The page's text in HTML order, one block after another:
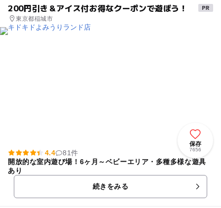
200円引き＆アイス付お得なクーポンで遊ぼう！
東京都稲城市
保存
7656
4.4
81件
開放的な室内遊び場！6ヶ月～ベビーエリア・多種多様な遊具
あり
続きをみる